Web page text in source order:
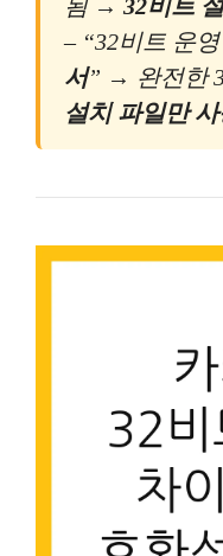
됨 → 32비트
– “32비트 운
서” → 완전한
설치 파일만